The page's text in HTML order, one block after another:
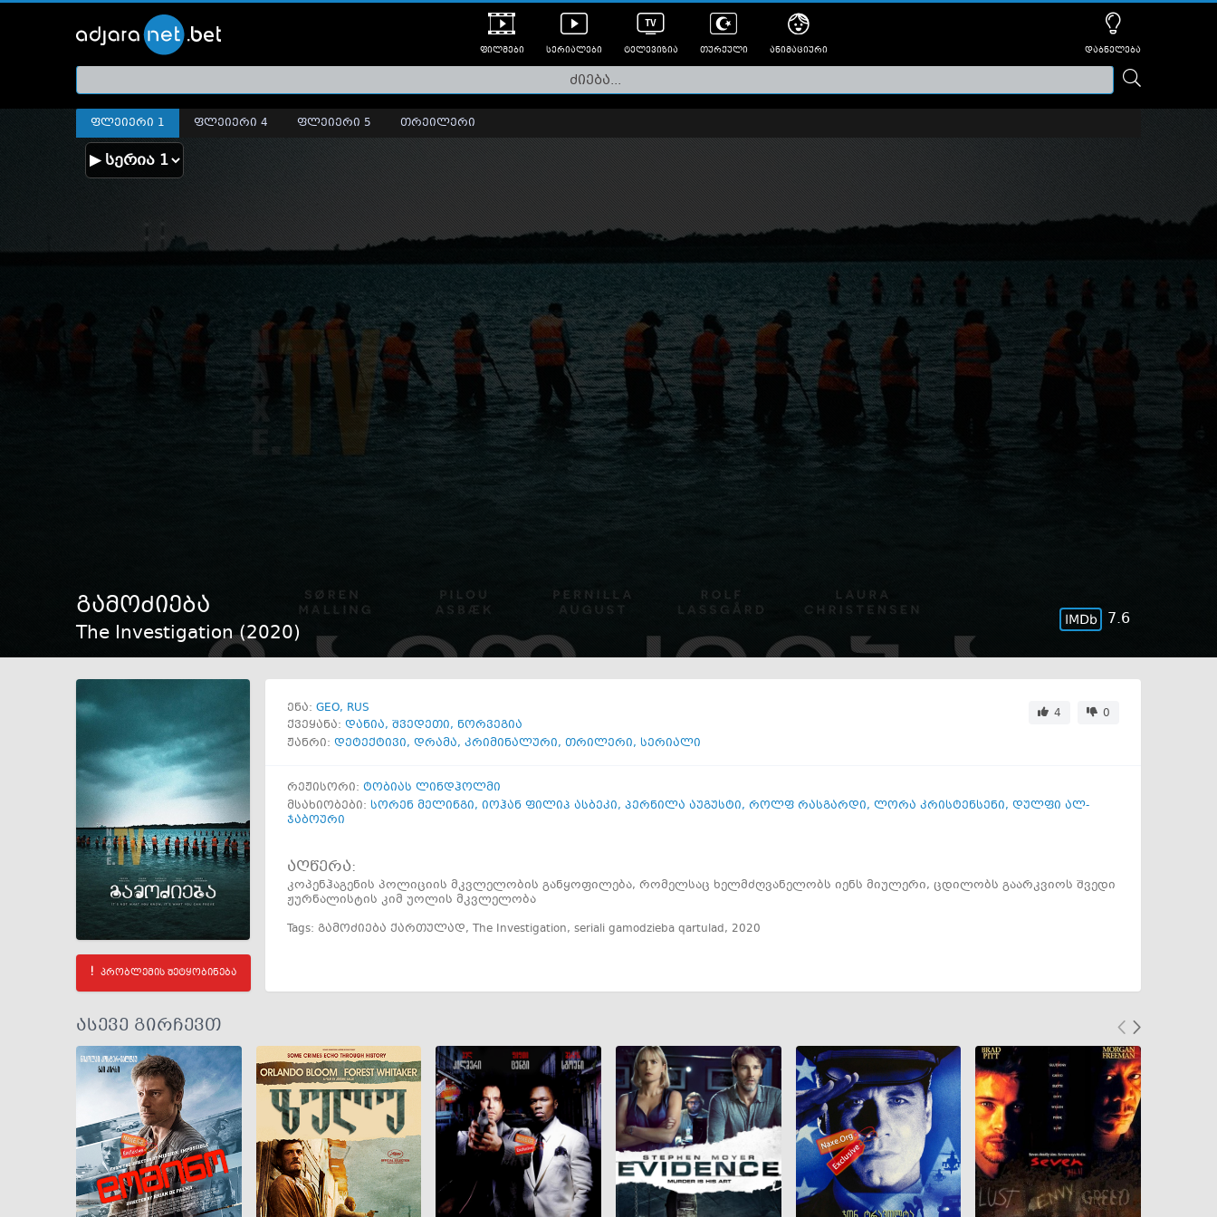
ფილმები
თრეილერები
სერიალები ტელევიზია თურქული ანიმაციური დაბნელება
ფლეიერი 1 ფლეიერი 4 ფლეიერი 5 თრეილერი
გამოძიება
The Investigation (2020)
7.6
პრობლემის შეტყობინება
ენა: GEO RUS
ქვეყანა: დანია, შვედეთი, ნორვეგია
4
0
ჟანრი: დეტექტივი, დრამა, კრიმინალური, თრილერი, სერიალი
რეჟისორი: ტობიას ლინდჰოლმი
მსახიობები: სორენ მელინგი, იოჰან ფილიპ ასბეკი, პერნილა აუგუსტი, როლფ რასგარდი, ლორა კრისტენსენი, დულფი ალ-
ჯაბოური
აღწერა:
კოპენჰაგენის პოლიციის მკვლელობის განყოფილება, რომელსაც ხელმძღვანელობს იენს მიულერი, ცდილობს გაარკვიოს შვედი
ჟურნალისტის კიმ უოლის მკვლელობა
Tags: გამოძიება ქართულად, The Investigation, seriali gamodzieba qartulad, 2020
ასევე გირჩევთ